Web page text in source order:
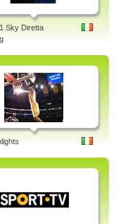
Sky Diretta